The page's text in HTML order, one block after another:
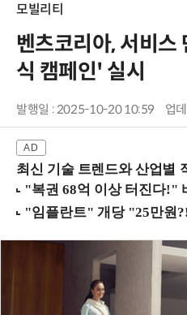
모빌리티
벤츠코리아, 서비스
식 캠페인' 실시
발행일 : 2025-10-20 10:59 업
최신 기술 트렌드와 산업별 적용 사례, 실질